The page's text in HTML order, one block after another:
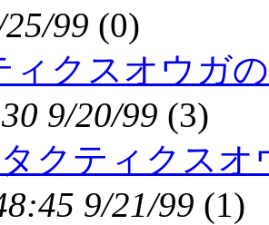
99 (0)
ィクスオウガ
9/20/99 (3)
クティクス
9/21/99 (1)